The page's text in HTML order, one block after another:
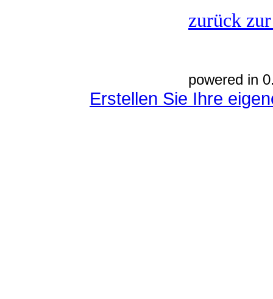
zurück
powered in
Erstellen Sie Ihre